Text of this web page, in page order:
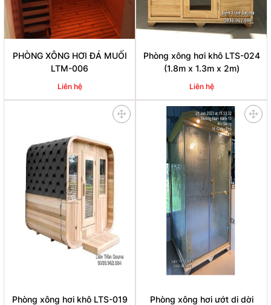
PHÒNG XÔNG HƠI ĐÁ MUỐI
LTM-006
Liên hệ
Phòng xông hơi khô LTS-024
(1.8m x 1.3m x 2m)
Liên hệ
Phòng xông hơi khô LTS-019
Phòng xông hơi ướt di dời